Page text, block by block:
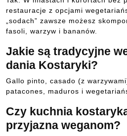
restauracje z opcjami
„sodach” zawsze możesz
fasoli, warzyw i bananów.
Jakie są tradycyjne
dania Kostaryki?
Gallo pinto, casado (z
patacones, maduros i
Czy kuchnia
przyjazna weganom?